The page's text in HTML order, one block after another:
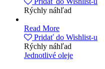
Rýchly náhľad
Read More
Pridať do Wishlist-u
Rýchly náhľad
Jednotlivé oleje